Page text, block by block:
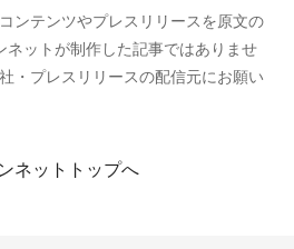
ンテンツやプレスリリースを原文の
ネットが制作した記事ではありませ
・プレスリリースの配信元にお願い
ネットトップへ